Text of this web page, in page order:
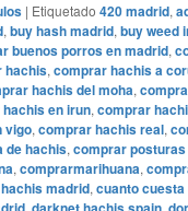
| Etiquetado 420 madrid,
, buy hash madrid, buy weed
buenos porros en madrid,
hachis, comprar hachis a
hachis del moha,
en irun, comprar
vigo, comprar hachis real,
de hachis, comprar
, comprarmarihuana,
madrid, cuanto